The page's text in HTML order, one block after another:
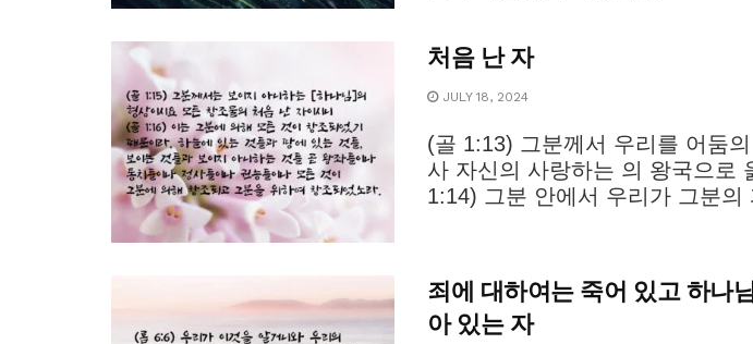
처음 난 자
JULY 18, 2024
(골 1:13) 그분께서 우리를 어둠
사 자신의 사랑하는 의 왕국으로
1:14) 그분 안에서 우리가 그분의
죄에 대하여는 죽어 있고 하나
아 있는 자